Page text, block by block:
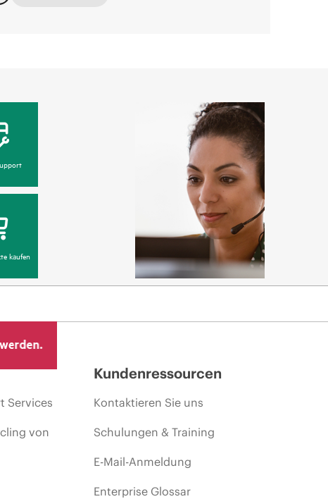
kaufen
Services
von
Kundenressourcen
Kontaktieren Sie uns
Schulungen & Training
E-Mail-Anmeldung
Enterprise Glossar